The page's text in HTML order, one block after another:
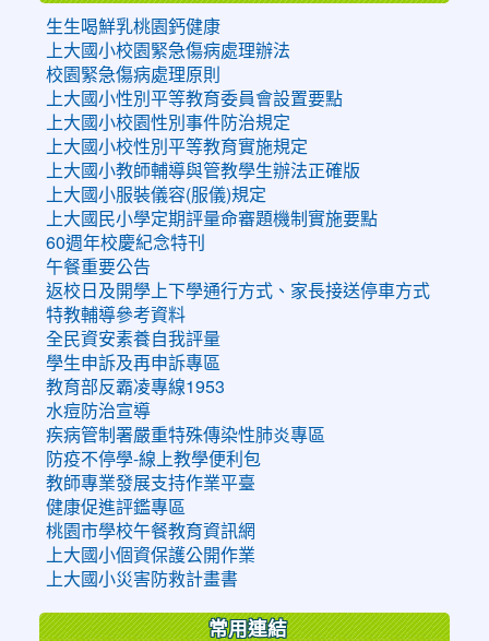
生生喝鮮乳桃園鈣健康
上大國小校園緊急傷病處理辦法
校園緊急傷病處理原則
上大國小性別平等教育委員會設置要點
上大國小校園性別事件防治規定
上大國小校性別平等教育實施規定
上大國小教師輔導與管教學生辦法正確版
上大國小服裝儀容(服儀)規定
上大國民小學定期評量命審題機制實施要點
60週年校慶紀念特刊
午餐重要公告
返校日及開學上下學通行方式、家長接送停車方式
特教輔導參考資料
全民資安素養自我評量
學生申訴及再申訴專區
教育部反霸凌專線1953
水痘防治宣導
疾病管制署嚴重特殊傳染性肺炎專區
防疫不停學-線上教學便利包
教師專業發展支持作業平臺
健康促進評鑑專區
桃園市學校午餐教育資訊網
上大國小個資保護公開作業
上大國小災害防救計畫書
常用連結